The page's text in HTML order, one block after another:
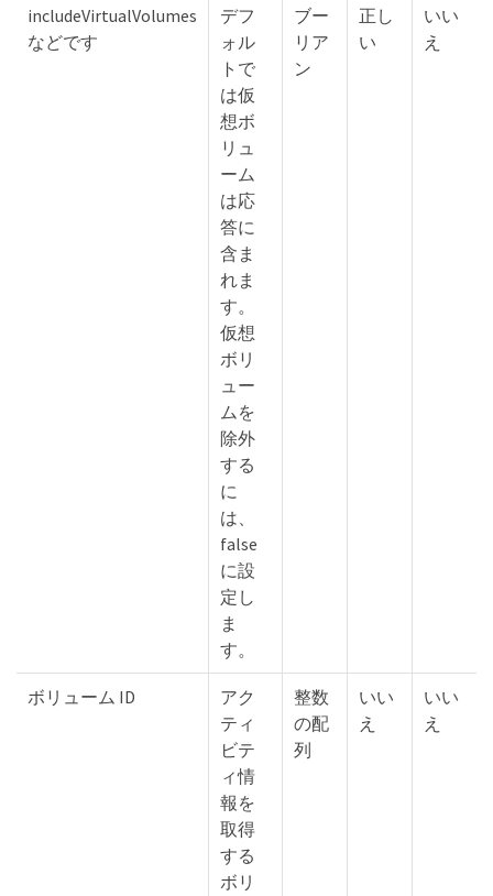
includeVirtualVolumes
などです
デフ
ォル
トで
は仮
想ボ
リュ
ーム
は応
答に
含ま
れま
す。
仮想
ボリ
ュー
ムを
除外
する
に
は、
false
に設
定し
ま
す。
ブー
リア
ン
正し
い
いい
え
ボリューム ID
アク
ティ
ビテ
ィ情
報を
取得
する
ボリ
整数
の配
列
いい
え
いい
え